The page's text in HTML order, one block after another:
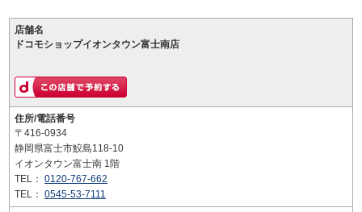
店舗名
ドコモショップイオンタウン富士南店
住所/電話番号
〒416-0934
静岡県富士市鮫島118-10
イオンタウン富士南 1階
TEL： 0120-767-662
TEL： 0545-53-7111